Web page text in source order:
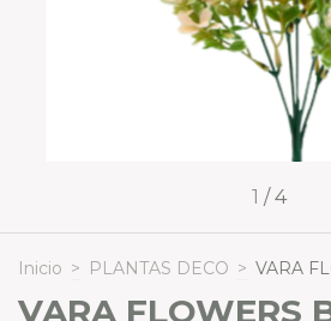
1 / 4
Inicio > PLANTAS DECO > VARA
VARA FLOWERS